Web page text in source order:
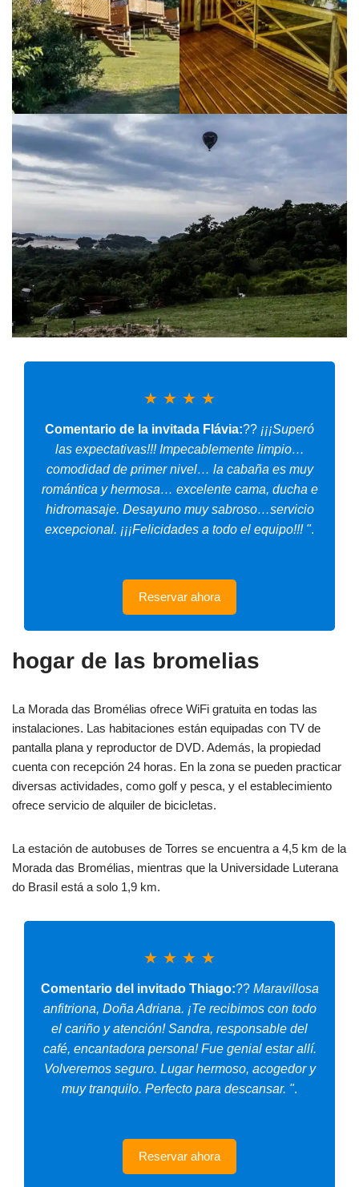
★ ★ ★ ★
Comentario de la invitada Flávia:?? ¡¡¡Superó
las expectativas!!! Impecablemente limpio…
comodidad de primer nivel… la cabaña es muy
romántica y hermosa… excelente cama, ducha e
hidromasaje. Desayuno muy sabroso…servicio
excepcional. ¡¡¡Felicidades a todo el equipo!!! ".
Reservar ahora
hogar de las bromelias
La Morada das Bromélias ofrece WiFi gratuita en todas las
instalaciones. Las habitaciones están equipadas con TV de
pantalla plana y reproductor de DVD. Además, la propiedad
cuenta con recepción 24 horas. En la zona se pueden practicar
diversas actividades, como golf y pesca, y el establecimiento
ofrece servicio de alquiler de bicicletas.
La estación de autobuses de Torres se encuentra a 4,5 km de la
Morada das Bromélias, mientras que la Universidade Luterana
do Brasil está a solo 1,9 km.
★ ★ ★ ★
Comentario del invitado Thiago:??Maravillosa
anfitriona, Doña Adriana. ¡Te recibimos con todo
el cariño y atención! Sandra, responsable del
café, encantadora persona! Fue genial estar allí.
Volveremos seguro. Lugar hermoso, acogedor y
muy tranquilo. Perfecto para descansar. ".
Reservar ahora